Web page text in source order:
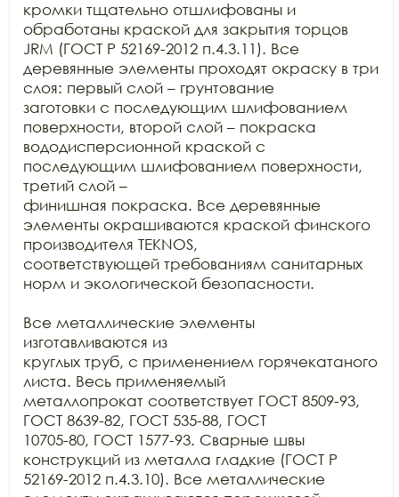
кромки тщательно отшлифованы и
обработаны краской для закрытия торцов
JRM (ГОСТ Р 52169-2012 п.4.3.11). Все
деревянные элементы проходят окраску в три
слоя: первый слой – грунтование
заготовки с последующим шлифованием
поверхности, второй слой – покраска
вододисперсионной краской с
последующим шлифованием поверхности,
третий слой –
финишная покраска. Все деревянные
элементы окрашиваются краской финского
производителя TEKNOS,
соответствующей требованиям санитарных
норм и экологической безопасности.
Все металлические элементы
изготавливаются из
круглых труб, с применением горячекатаного
листа. Весь применяемый
металлопрокат соответствует ГОСТ 8509-93,
ГОСТ 8639-82, ГОСТ 535-88, ГОСТ
10705-80, ГОСТ 1577-93. Сварные швы
конструкций из металла гладкие (ГОСТ Р
52169-2012 п.4.3.10). Все металлические